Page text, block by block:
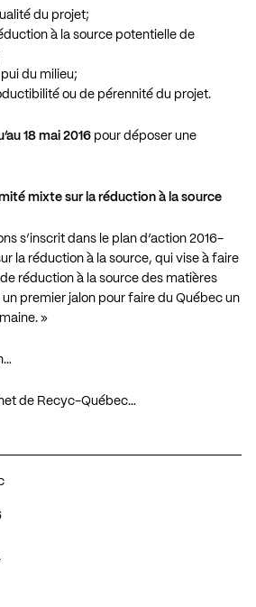
du projet;
à la source potentielle de
du milieu;
ou de pérennité du projet.
18 mai 2016 pour déposer une
mixte sur la réduction à la source
s’inscrit dans le plan d’action 2016-
la réduction à la source, qui vise à faire
réduction à la source des matières
premier jalon pour faire du Québec un
»
de Recyc-Québec…